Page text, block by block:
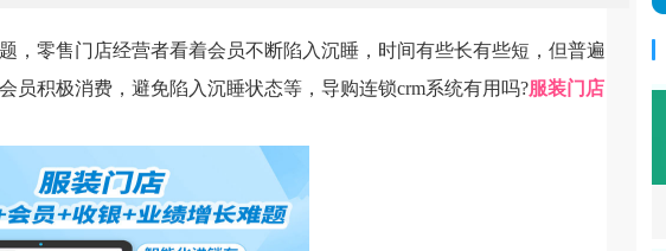
零售门店经营者看着会员不断陷入沉睡，时间有些长有些短，但普遍
员积极消费，避免陷入沉睡状态等，导购连锁crm系统有用吗?服装门店